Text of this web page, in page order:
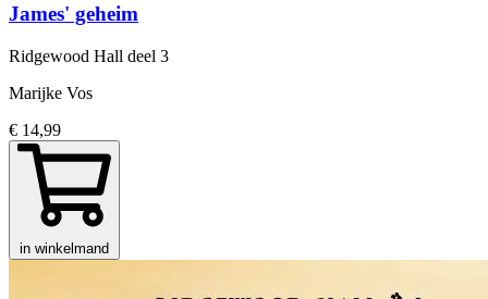
James' geheim
Ridgewood Hall deel 3
Marijke Vos
€ 14,99
in winkelmand